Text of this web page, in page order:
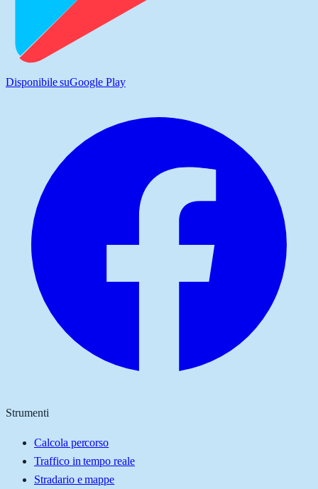
Disponibile suGoogle Play
Strumenti
Calcola percorso
Traffico in tempo reale
Stradario e mappe